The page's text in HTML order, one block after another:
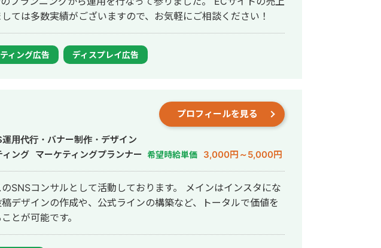
ては多数実績がございますので、お気軽にご相談ください！
ィング広告 ディスプレイ広告
プロフィールを見る
運用代行・バナー制作・デザイン
ィング マーケティングプランナー 希望時給単価 3,000円～5,000円
SNSコンサルとして活動しております。 メインはインスタにな
デザインの作成や、公式ラインの構築など、トータルで価値を
とが可能です。